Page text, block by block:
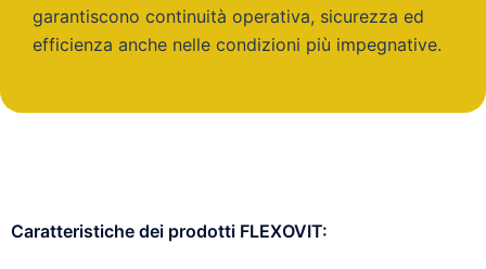
garantiscono continuità operativa, sicurezza ed
efficienza anche nelle condizioni più impegnative.
Caratteristiche dei prodotti FLEXOVIT: